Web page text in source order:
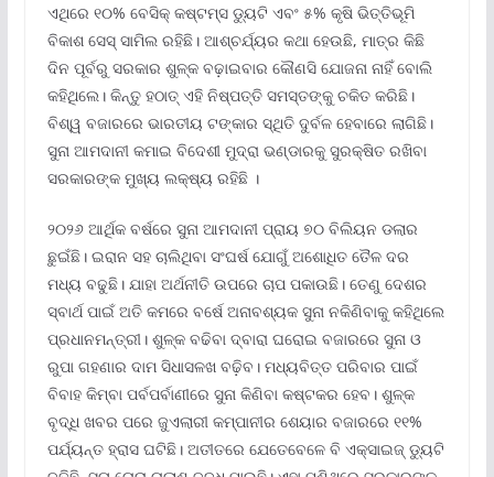
ଏଥିରେ ୧୦% ବେସିକ୍ କଷ୍ଟମ୍ସ ଡ୍ୟୁଟି ଏବଂ ୫% କୃଷି ଭିତ୍ତିଭୂମି
ବିକାଶ ସେସ୍ ସାମିଲ ରହିଛି। ଆଶ୍ଚର୍ଯ୍ୟର କଥା ହେଉଛି, ମାତ୍ର କିଛି
ଦିନ ପୂର୍ବରୁ ସରକାର ଶୁଳ୍କ ବଢ଼ାଇବାର କୌଣସି ଯୋଜନା ନାହିଁ ବୋଲି
କହିଥିଲେ। କିନ୍ତୁ ହଠାତ୍ ଏହି ନିଷ୍ପତ୍ତି ସମସ୍ତଙ୍କୁ ଚକିତ କରିଛି।
ବିଶ୍ୱ ବଜାରରେ ଭାରତୀୟ ଟଙ୍କାର ସ୍ଥିତି ଦୁର୍ବଳ ହେବାରେ ଲାଗିଛି।
ସୁନା ଆମଦାନୀ କମାଇ ବିଦେଶୀ ମୁଦ୍ରା ଭଣ୍ଡାରକୁ ସୁରକ୍ଷିତ ରଖିବା
ସରକାରଙ୍କ ମୁଖ୍ୟ ଲକ୍ଷ୍ୟ ରହିଛି ।
୨୦୨୬ ଆର୍ଥିକ ବର୍ଷରେ ସୁନା ଆମଦାନୀ ପ୍ରାୟ ୭୦ ବିଲିୟନ ଡଲାର
ଛୁଇଁଛି। ଇରାନ ସହ ଚାଲିଥିବା ସଂଘର୍ଷ ଯୋଗୁଁ ଅଶୋଧିତ ତୈଳ ଦର
ମଧ୍ୟ ବଢୁଛି। ଯାହା ଅର୍ଥନୀତି ଉପରେ ଚାପ ପକାଉଛି। ତେଣୁ ଦେଶର
ସ୍ବାର୍ଥ ପାଇଁ ଅତି କମରେ ବର୍ଷେ ଅନାବଶ୍ୟକ ସୁନା ନକିଣିବାକୁ କହିଥିଲେ
ପ୍ରଧାନମନ୍ତ୍ରୀ। ଶୁଳ୍କ ବଢିବା ଦ୍ବାରା ଘରୋଇ ବଜାରରେ ସୁନା ଓ
ରୁପା ଗହଣାର ଦାମ ସିଧାସଳଖ ବଢ଼ିବ। ମଧ୍ୟବିତ୍ତ ପରିବାର ପାଇଁ
ବିବାହ କିମ୍ବା ପର୍ବପର୍ବାଣୀରେ ସୁନା କିଣିବା କଷ୍ଟକର ହେବ। ଶୁଳ୍କ
ବୃଦ୍ଧି ଖବର ପରେ ଜୁଏଲାରୀ କମ୍ପାନୀର ଶେୟାର ବଜାରରେ ୧୧%
ପର୍ଯ୍ୟନ୍ତ ହ୍ରାସ ଘଟିଛି। ଅତୀତରେ ଯେତେବେଳେ ବି ଏକ୍ସାଇଜ୍ ଡ୍ୟୁଟି